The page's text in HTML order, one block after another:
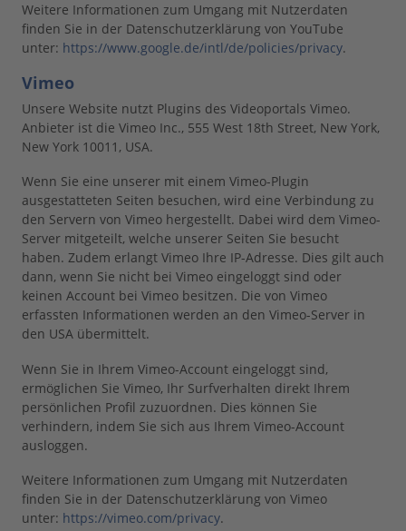
Weitere Informationen zum Umgang mit Nutzerdaten
finden Sie in der Datenschutzerklärung von YouTube
unter: https://www.google.de/intl/de/policies/privacy.
Vimeo
Unsere Website nutzt Plugins des Videoportals Vimeo.
Anbieter ist die Vimeo Inc., 555 West 18th Street, New York,
New York 10011, USA.
Wenn Sie eine unserer mit einem Vimeo-Plugin
ausgestatteten Seiten besuchen, wird eine Verbindung zu
den Servern von Vimeo hergestellt. Dabei wird dem Vimeo-
Server mitgeteilt, welche unserer Seiten Sie besucht
haben. Zudem erlangt Vimeo Ihre IP-Adresse. Dies gilt auch
dann, wenn Sie nicht bei Vimeo eingeloggt sind oder
keinen Account bei Vimeo besitzen. Die von Vimeo
erfassten Informationen werden an den Vimeo-Server in
den USA übermittelt.
Wenn Sie in Ihrem Vimeo-Account eingeloggt sind,
ermöglichen Sie Vimeo, Ihr Surfverhalten direkt Ihrem
persönlichen Profil zuzuordnen. Dies können Sie
verhindern, indem Sie sich aus Ihrem Vimeo-Account
ausloggen.
Weitere Informationen zum Umgang mit Nutzerdaten
finden Sie in der Datenschutzerklärung von Vimeo
unter: https://vimeo.com/privacy.